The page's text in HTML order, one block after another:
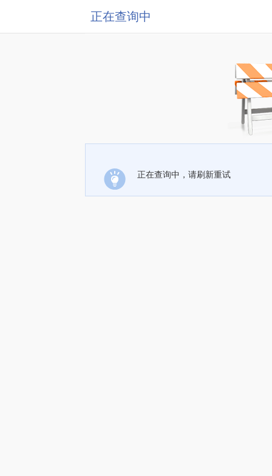
正在查询中
正在查询中，请刷新重试